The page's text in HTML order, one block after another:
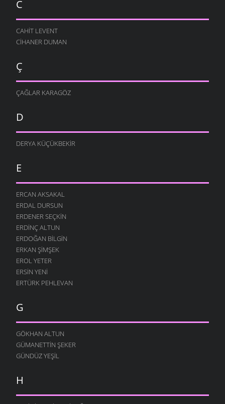
C
CAHIT LEVENT
CIHANER DUMAN
Ç
ÇAĞLAR KARAGÖZ
D
DERYA KÜÇÜKBEKIR
E
ERCAN AKSAKAL
ERDAL DURSUN
ERDENER SEÇKIN
ERDINÇ ALTUN
ERDOĞAN BILGIN
ERKAN ŞIMŞEK
EROL YETER
ERSIN YENI
ERTÜRK PEHLEVAN
G
GÖKHAN ALTUN
GÜMANETTIN ŞEKER
GÜNDÜZ YEŞIL
H